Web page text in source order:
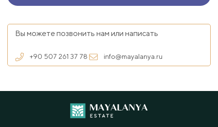
Вы можете позвонить нам или написать
+90 507 261 37 78 info@mayalanya.ru